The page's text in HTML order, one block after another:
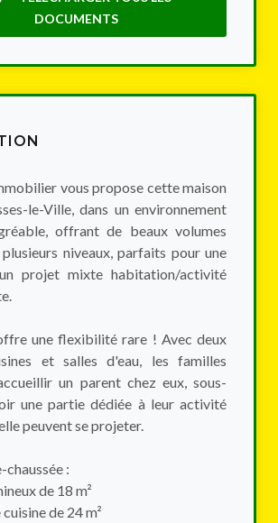
DOCUMENTS
vous propose cette maison
le-Ville, dans un environnement
offrant de beaux volumes
niveaux, parfaits pour une
projet mixte habitation/activité
une flexibilité rare ! Avec deux
et salles d'eau, les familles
un parent chez eux, sous-
une partie dédiée à leur activité
peuvent se projeter.
:
de 18 m²
de 24 m²